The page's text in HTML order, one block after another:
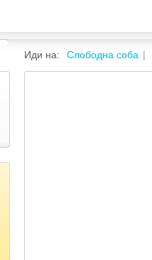
Иди на: Слободна соба